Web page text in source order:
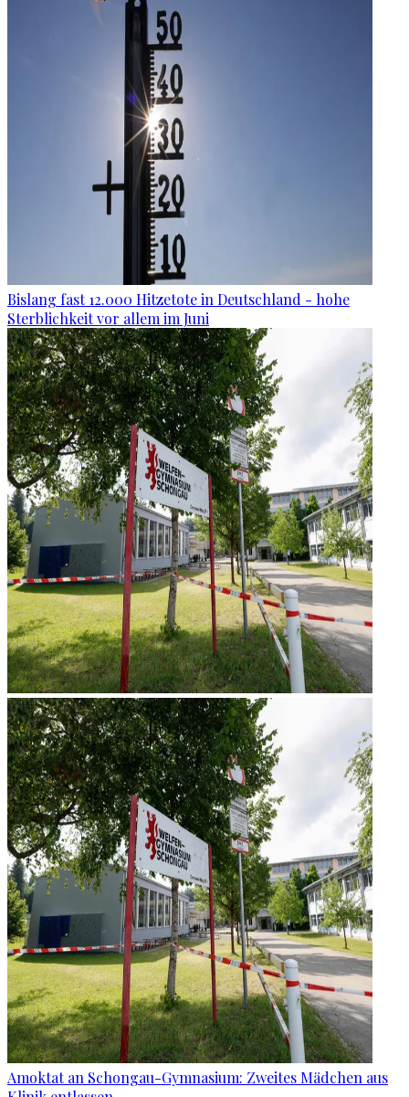
Bislang fast 12.000 Hitzetote in Deutschland - hohe
Sterblichkeit vor allem im Juni
Amoktat an Schongau-Gymnasium: Zweites Mädchen aus